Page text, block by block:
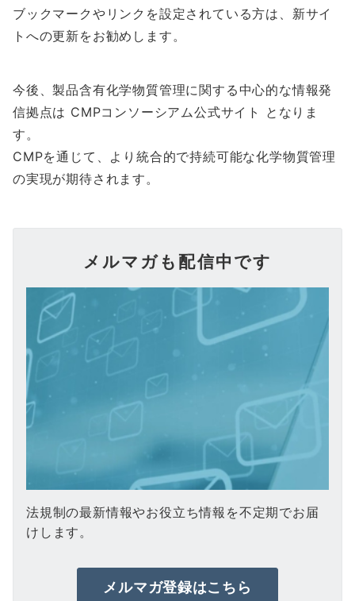
ブックマークやリンクを設定されている方は、新サイ
トへの更新をお勧めします。
今後、製品含有化学物質管理に関する中心的な情報発
信拠点は CMPコンソーシアム公式サイト となりま
す。
CMPを通じて、より統合的で持続可能な化学物質管理
の実現が期待されます。
メルマガも配信中です
法規制の最新情報やお役立ち情報を不定期でお届
けします。
メルマガ登録はこちら